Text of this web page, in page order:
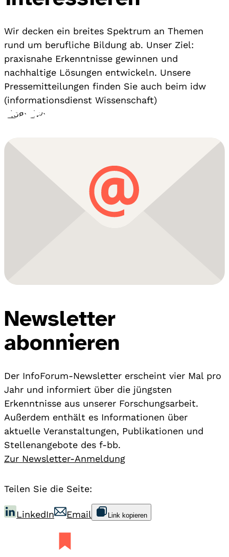
Wir decken ein breites Spektrum an Themen
rund um berufliche Bildung ab. Unser Ziel:
praxisnahe Erkenntnisse gewinnen und
nachhaltige Lösungen entwickeln. Unsere
Pressemitteilungen finden Sie auch beim idw
(informationsdienst Wissenschaft)
Blog› idw›
Newsletter
abonnieren
Der InfoForum-Newsletter erscheint vier Mal pro
Jahr und informiert über die jüngsten
Erkenntnisse aus unserer Forschungsarbeit.
Außerdem enthält es Informationen über
aktuelle Veranstaltungen, Publikationen und
Stellenangebote des f-bb.
Zur Newsletter-Anmeldung
Teilen Sie die Seite:
LinkedIn Email Link kopieren